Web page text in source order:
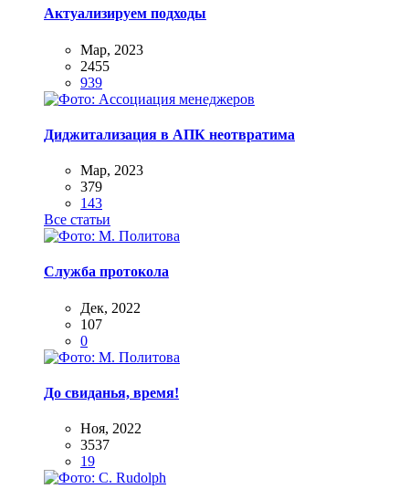
Актуализируем подходы
Мар, 2023
2455
939
Диджитализация в АПК неотвратима
Мар, 2023
379
143
Все статьи
Служба протокола
Дек, 2022
107
0
До свиданья, время!
Ноя, 2022
3537
19